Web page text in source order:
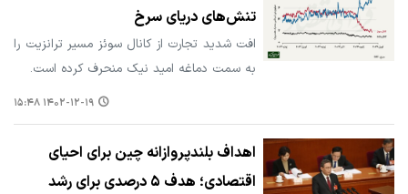
تنش‌های دریای سرخ
افت شدید تجارت از کانال سوئز مسیر ترانزیت را
به سمت دماغه امید نیک منحرف کرده است.
۱۴۰۲-۱۲-۱۹ ۱۵:۴۸
اهداف بلندپروازانه چین برای احیای
اقتصادی؛ هدف ۵ درصدی برای رشد